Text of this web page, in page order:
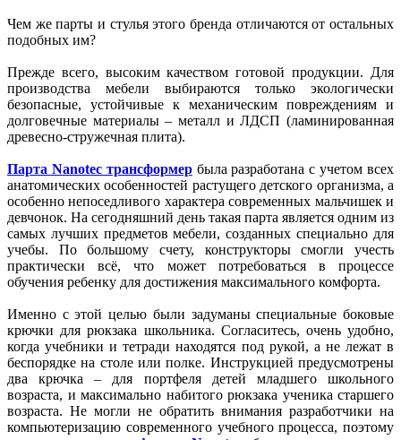
Чем же парты и стулья этого бренда отличаются от остальных
подобных им?
Прежде всего, высоким качеством готовой продукции. Для
производства мебели выбираются только экологически
безопасные, устойчивые к механическим повреждениям и
долговечные материалы – металл и ЛДСП (ламинированная
древесно-стружечная плита).
Парта Nanotec трансформербыла разработана с учетом всех
анатомических особенностей растущего детского организма, а
особенно непоседливого характера современных мальчишек и
девчонок. На сегодняшний день такая парта является одним из
самых лучших предметов мебели, созданных специально для
учебы. По большому счету, конструкторы смогли учесть
практически всё, что может потребоваться в процессе
обучения ребенку для достижения максимального комфорта.
Именно с этой целью были задуманы специальные боковые
крючки для рюкзака школьника. Согласитесь, очень удобно,
когда учебники и тетради находятся под рукой, а не лежат в
беспорядке на столе или полке. Инструкцией предусмотрены
два крючка – для портфеля детей младшего школьного
возраста, и максимально набитого рюкзака ученика старшего
возраста. Не могли не обратить внимания разработчики на
компьютеризацию современного учебного процесса, поэтому